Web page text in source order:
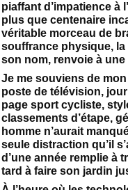
piaffant d’impatience à
plus que centenaire
véritable morceau de
souffrance physique,
son nom, renvoie à
Je me souviens de
poste de télévision,
page sport cycliste,
classements d’étape,
homme n’aurait
seule distraction qu’il
d’une année remplie à
tard à faire son jardin